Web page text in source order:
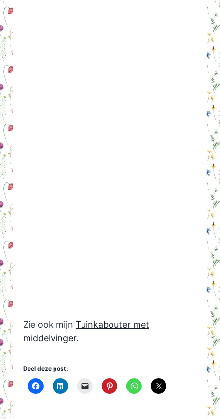
Zie ook mijn Tuinkabouter met
middelvinger.
Deel deze post: